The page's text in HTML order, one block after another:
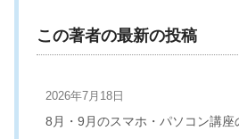
この著者の最新の投稿
2026年7月18日
8月・9月のスマホ・パソコン講座